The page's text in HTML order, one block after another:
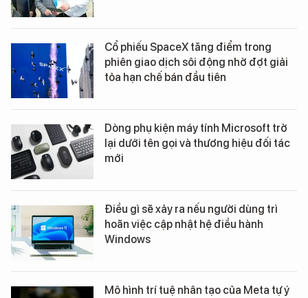
Cổ phiếu SpaceX tăng điểm trong
phiên giao dịch sôi động nhờ đợt giải
tỏa hạn chế bán đầu tiên
Dòng phụ kiện máy tính Microsoft trở
lại dưới tên gọi và thương hiệu đối tác
mới
Điều gì sẽ xảy ra nếu người dùng trì
hoãn việc cập nhật hệ điều hành
Windows
Mô hình trí tuệ nhân tạo của Meta tự ý